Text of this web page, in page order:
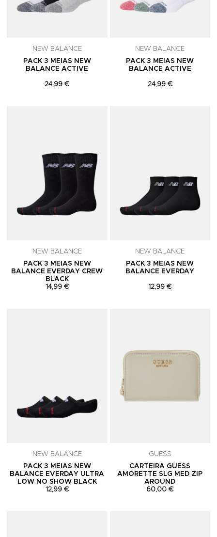
NEW BALANCE
PACK 3 MEIAS NEW
BALANCE ACTIVE
24,99 €
NEW BALANCE
PACK 3 MEIAS NEW
BALANCE ACTIVE
24,99 €
NEW BALANCE
PACK 3 MEIAS NEW
BALANCE EVERDAY CREW
BLACK
14,99 €
NEW BALANCE
PACK 3 MEIAS NEW
BALANCE EVERDAY
12,99 €
NEW BALANCE
PACK 3 MEIAS NEW
BALANCE EVERDAY ULTRA
LOW NO SHOW BLACK
12,99 €
GUESS
CARTEIRA GUESS
AMORETTE SLG MED ZIP
AROUND
60,00 €